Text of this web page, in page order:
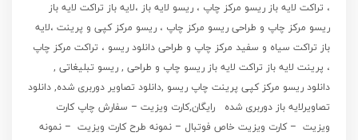
، تراکت لایه باز ریسو مرکز چاپ ، ریسو لایه باز ،لایه باز تراکت لایه باز
ریسو مرکز چاپ و طراحی ریسو مرکز چاپ ، ریسو مرکز کپی و پرینت ،لایه
باز تراکت سیاه و سفید مرکز چاپ و طراحی دانلود ریسو ، تراکت مرکز چاپ
، پرینت لایه باز تراکت لایه باز ریسو چاپ و طراحی , ریسو تبلیغاتی ,
دانلود ریسو مرکز کپی پرینت چاپ ریسو ,دانلود تصاویر دوربری شده, دانلود
تصاویرلایه باز دوربری شده رایگان,کارت ویزیت – سفارش چاپ کارت
ویزیت – کارت ویزیت خاص فوتبال – نمونه طرح کارت ویزیت – نمونه